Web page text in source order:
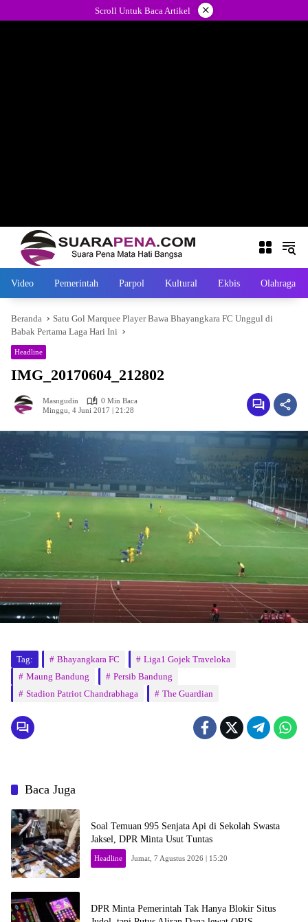
ke
Scroll Untuk Baca Artikel ×
Video Pemerintah Parpol Kultural Ekbis Olahraga
Beranda
Satu Gol Marquee Player Bawa Bhayangkara FC Unggul di
Babak Pertama Laga Hari Ini
Headline
IMG_20170604_212802
Masngudin
0 Min Baca
Minggu, 4 Juni 2017 | 21:28
Tag: Bhayangkara FC
Liga1 Gojek Traveloka
Maung Bandung
Persib Bandung
Stadion Patriot Chandrabhaga
The Guardian
Baca Juga
Soal Temuan 995 Senjata Api di Sekolah Swasta
Jaksel, DPR Minta Usut Tuntas
Headline Jumat, 7 Agustus 2026 | 15:20
DPR Minta Pemerintah Tak Hanya Blokir Situs